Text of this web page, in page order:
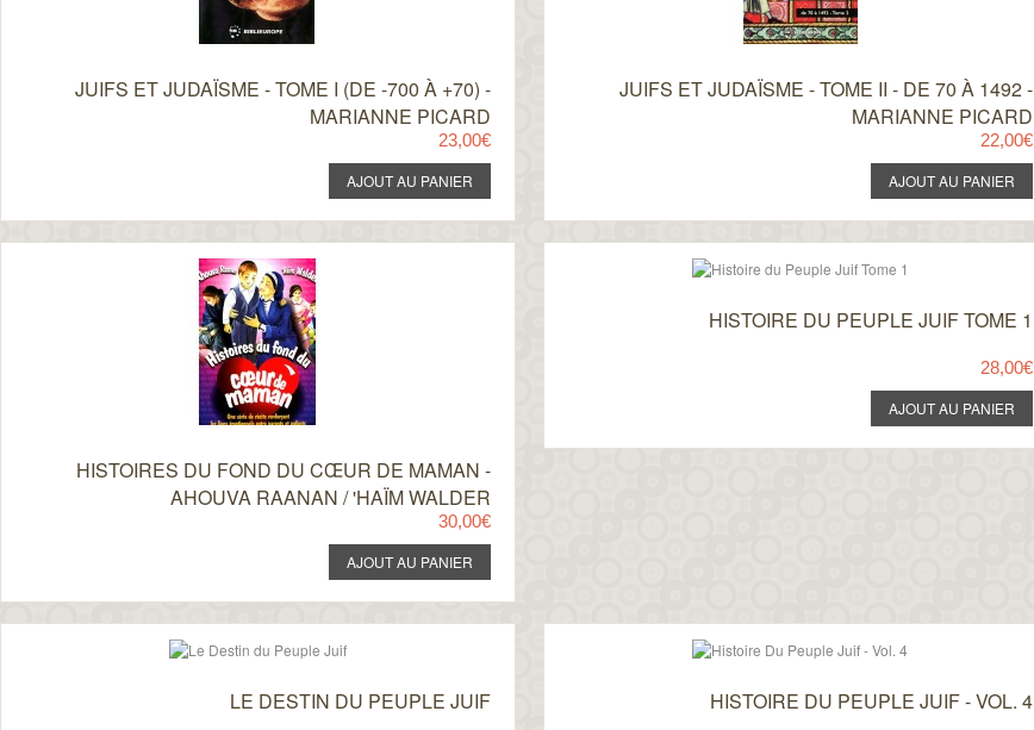
JUIFS ET JUDAÏSME - TOME I (DE -700 À +70) -
MARIANNE PICARD
23,00€
JUIFS ET JUDAÏSME - TOME II - DE 70 À 1492 -
MARIANNE PICARD
22,00€
HISTOIRES DU FOND DU CŒUR DE MAMAN -
AHOUVA RAANAN / 'HAÏM WALDER
30,00€
HISTOIRE DU PEUPLE JUIF TOME 1
28,00€
LE DESTIN DU PEUPLE JUIF HISTOIRE DU PEUPLE JUIF - VOL. 4